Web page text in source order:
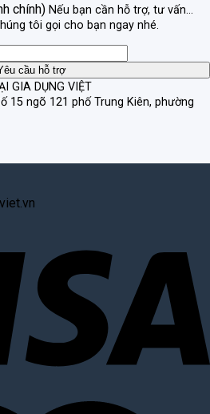
chính) Nếu bạn cần hỗ trợ, tư vấn...
tôi gọi cho bạn ngay nhé.
GIA DỤNG VIỆT
15 ngõ 121 phố Trung Kiên, phường